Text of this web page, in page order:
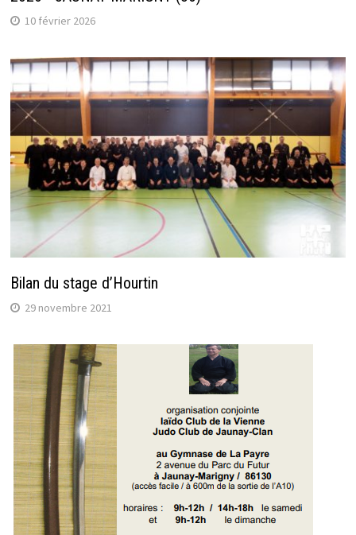
10 février 2026
Bilan du stage d’Hourtin
29 novembre 2021